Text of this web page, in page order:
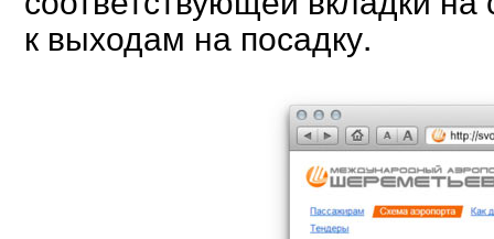
к выходам на посадку.